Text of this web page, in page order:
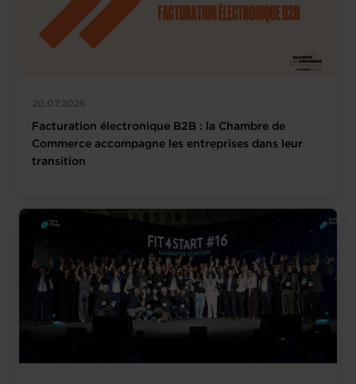
20.07.2026
Facturation électronique B2B : la Chambre de
Commerce accompagne les entreprises dans leur
transition